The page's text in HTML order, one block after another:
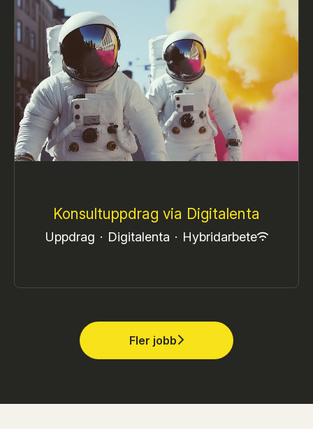
Konsultuppdrag via Digitalenta
Uppdrag · Digitalenta · Hybridarbete
Fler jobb